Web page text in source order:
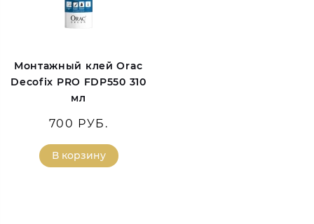
Монтажный клей Orac
Decofix PRO FDP550 310
мл
700 РУБ.
В корзину